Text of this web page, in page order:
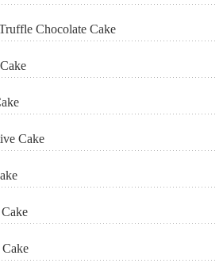
Chocolate Cake
Cake